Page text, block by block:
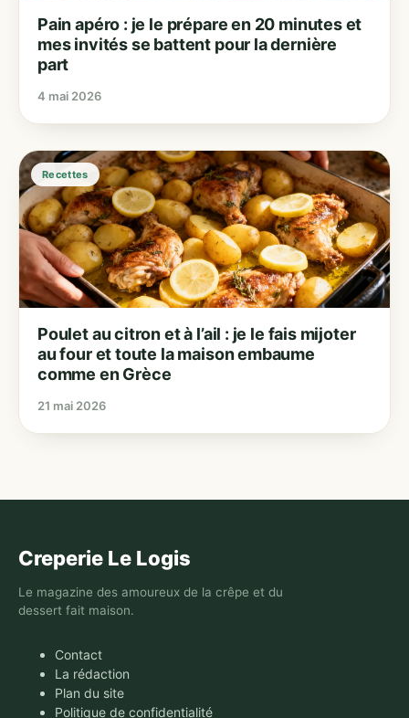
Pain apéro : je le prépare en 20 minutes et
mes invités se battent pour la dernière
part
4 mai 2026
Recettes
Poulet au citron et à l’ail : je le fais mijoter
au four et toute la maison embaume
comme en Grèce
21 mai 2026
Creperie Le Logis
Le magazine des amoureux de la crêpe et du
dessert fait maison.
Contact
La rédaction
Plan du site
Politique de confidentialité